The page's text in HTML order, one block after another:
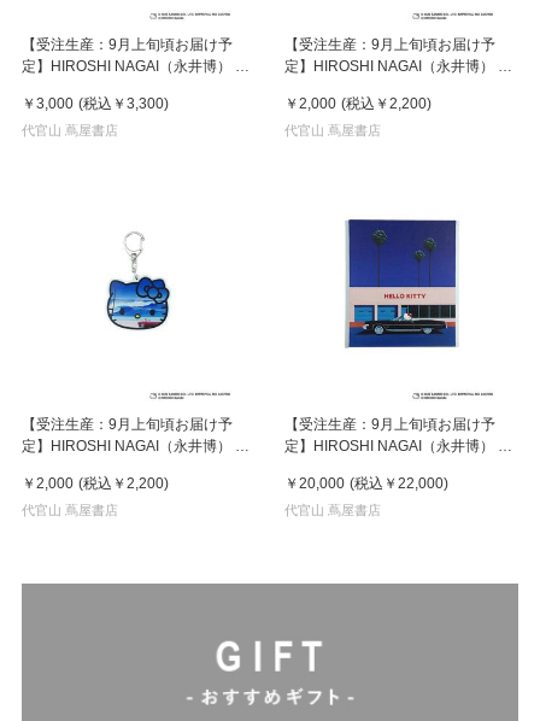
【受注生産：9月上旬頃お届け予
定】HIROSHI NAGAI（永井博） ×
スター / KTHN-PT Untitled 4
￥3,000 (税込 ￥3,300)
代官山 蔦屋書店
【受注生産：9月上旬頃お届け予
定】HIROSHI NAGAI（永井博） ×
KEY HOLDER / KTHN-AKF Untitled
5
￥2,000 (税込 ￥2,200)
代官山 蔦屋書店
【受注生産：9月上旬頃お届け予
定】HIROSHI NAGAI（永井博） ×
KEY HOLDER / KTHN-AKF Untitled
2
￥2,000 (税込 ￥2,200)
代官山 蔦屋書店
【受注生産：9月上旬頃お届け予
定】HIROSHI NAGAI（永井博） ×
CANVAS PRINT / KTHN-CP
Untitled 1 ※通常商品との同時購入
￥20,000 (税込 ￥22,000)
代官山 蔦屋書店